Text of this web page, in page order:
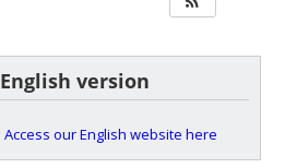
English version
Access our English website here